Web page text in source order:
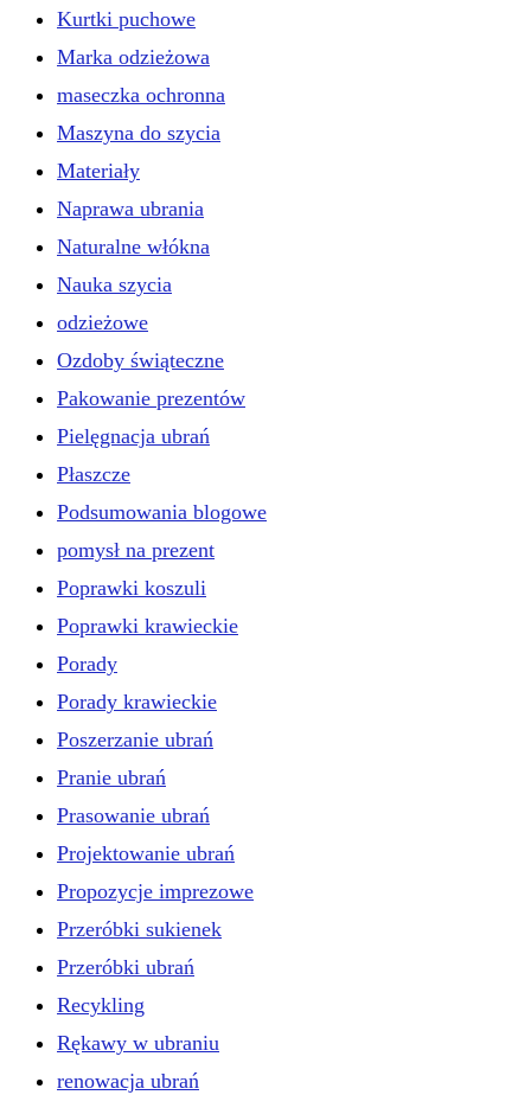
Kurtki puchowe
Marka odzieżowa
maseczka ochronna
Maszyna do szycia
Materiały
Naprawa ubrania
Naturalne włókna
Nauka szycia
odzieżowe
Ozdoby świąteczne
Pakowanie prezentów
Pielęgnacja ubrań
Płaszcze
Podsumowania blogowe
pomysł na prezent
Poprawki koszuli
Poprawki krawieckie
Porady
Porady krawieckie
Poszerzanie ubrań
Pranie ubrań
Prasowanie ubrań
Projektowanie ubrań
Propozycje imprezowe
Przeróbki sukienek
Przeróbki ubrań
Recykling
Rękawy w ubraniu
renowacja ubrań